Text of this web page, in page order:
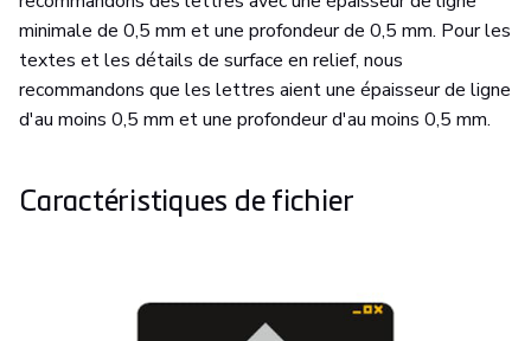
minimale de 0,5 mm et une profondeur de 0,5 mm. Pour les
textes et les détails de surface en relief, nous
recommandons que les lettres aient une épaisseur de ligne
d'au moins 0,5 mm et une profondeur d'au moins 0,5 mm.
Caractéristiques de fichier